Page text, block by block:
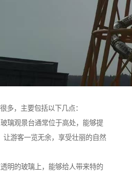
多，主要包括以下几点：
璃观景台通常位于高处，能够提
让游客一览无余，享受壮丽的自然
明的玻璃上，能够给人带来特的